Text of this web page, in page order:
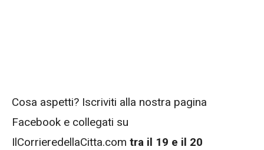
Cosa aspetti? Iscriviti alla nostra pagina
Facebook e collegati su
IlCorrieredellaCitta.com tra il 19 e il 20